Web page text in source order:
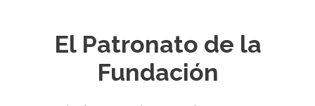
El Patronato de la
Fundación